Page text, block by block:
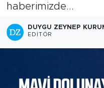
haberimizde...
DUYGU ZEYNEP
EDITÖR
Son Dakika
Haber Arşivi